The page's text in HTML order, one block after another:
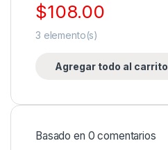
$108.00
3 elemento(s)
Agregar todo al carrito
Basado en 0 comentarios